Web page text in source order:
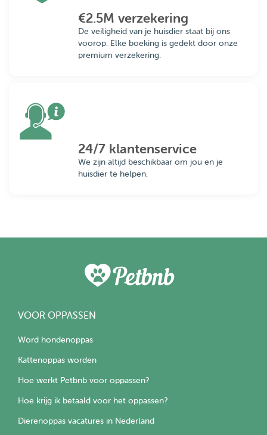
€2.5M verzekering
De veiligheid van je huisdier staat bij ons
voorop. Elke boeking is gedekt door onze
premium verzekering.
24/7 klantenservice
We zijn altijd beschikbaar om jou en je
huisdier te helpen.
VOOR OPPASSEN
Word hondenoppas
Kattenoppas worden
Hoe werkt Petbnb voor oppassen?
Hoe krijg ik betaald voor het oppassen?
Dierenoppas vacatures in Nederland